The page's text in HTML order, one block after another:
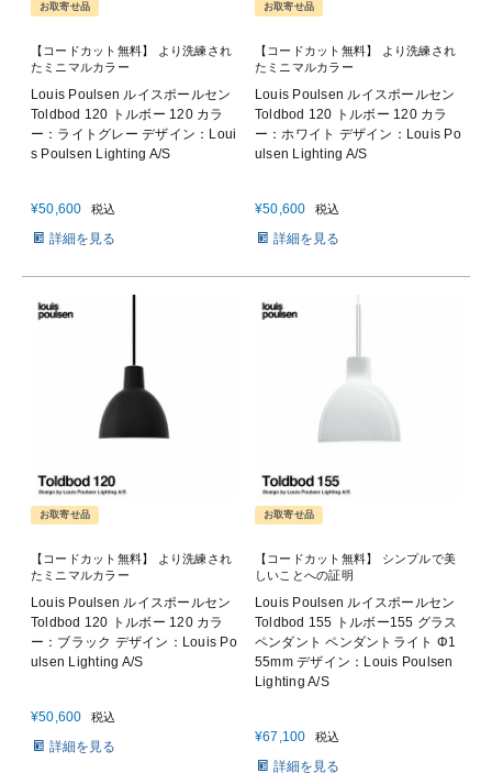
お取寄せ品
【コードカット無料】 より洗練され
たミニマルカラー
Louis Poulsen ルイスポールセン
Toldbod 120 トルボー 120 カラ
ー：ライトグレー デザイン：Loui
s Poulsen Lighting A/S
¥50,600 税込
詳細を見る
お取寄せ品
【コードカット無料】 より洗練され
たミニマルカラー
Louis Poulsen ルイスポールセン
Toldbod 120 トルボー 120 カラ
ー：ホワイト デザイン：Louis Po
ulsen Lighting A/S
¥50,600 税込
詳細を見る
お取寄せ品
【コードカット無料】 より洗練され
たミニマルカラー
Louis Poulsen ルイスポールセン
Toldbod 120 トルボー 120 カラ
ー：ブラック デザイン：Louis Po
ulsen Lighting A/S
¥50,600 税込
詳細を見る
お取寄せ品
【コードカット無料】 シンプルで美
しいことへの証明
Louis Poulsen ルイスポールセン
Toldbod 155 トルボー155 グラス
ペンダント ペンダントライト Φ1
55mm デザイン：Louis Poulsen
Lighting A/S
¥67,100 税込
詳細を見る